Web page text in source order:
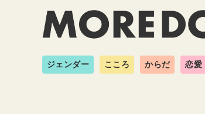
ジェンダー こころ からだ 恋愛